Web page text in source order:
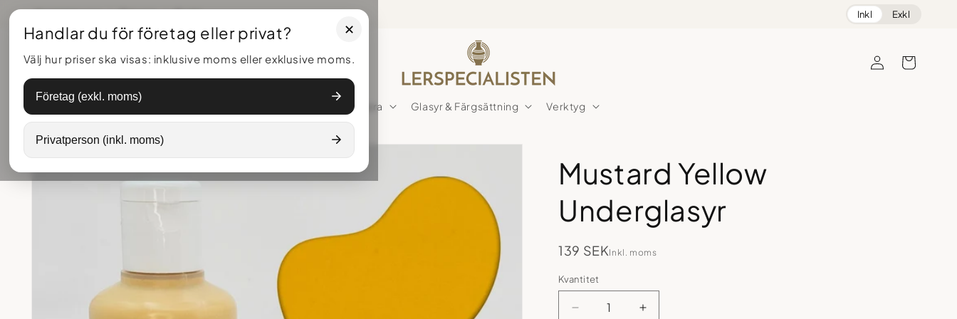
vidare
innehåll
Inkl Exkl
Lera Glasyr & Färgsättning Verktyg
Logga
Varukorg
Gå vidare till
Mustard Yellow
Underglasyr
139 SEKInkl. moms
Kvantitet
Kvantitet
Minska
Öka
Handlar du för företag eller privat?
Välj hur priser ska visas: inklusive moms eller exklusive moms.
Företag (exkl. moms)
Privatperson (inkl. moms)